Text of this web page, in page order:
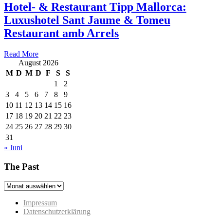
Hotel- & Restaurant Tipp Mallorca:
Luxushotel Sant Jaume & Tomeu
Restaurant amb Arrels
Read More
August 2026
M D M D F S
S
1
2
3
4 5 6 7 8
9
10 11 12 13 14 15 16
17 18 19 20 21 22 23
24 25 26 27 28 29 30
31
« Juni
The Past
The
Impressum
Datenschutzerklärung